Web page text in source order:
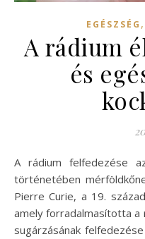
EGÉSZSÉG ,
A rádium
és
A rádium felfedezése az atomfizika és a gyógyászat
történetében
Pierre Curie, a 19.
amely forradalmasította a
sugárzásának